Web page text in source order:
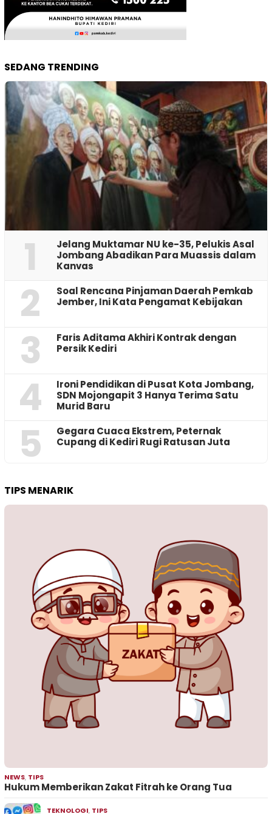
SEDANG TRENDING
1
Jelang Muktamar NU ke-35, Pelukis Asal
Jombang Abadikan Para Muassis dalam
Kanvas
2
‎Soal Rencana Pinjaman Daerah Pemkab
Jember, Ini Kata Pengamat Kebijakan ‎
3
Faris Aditama Akhiri Kontrak dengan
Persik Kediri
4
Ironi Pendidikan di Pusat Kota Jombang,
SDN Mojongapit 3 Hanya Terima Satu
Murid Baru
5
‎Gegara Cuaca Ekstrem, Peternak
Cupang di Kediri Rugi Ratusan Juta
TIPS MENARIK
NEWS, TIPS
Hukum Memberikan Zakat Fitrah ke Orang Tua
TEKNOLOGI, TIPS